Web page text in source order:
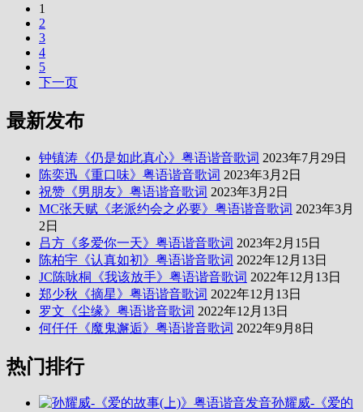
1
2
3
4
5
下一页
最新发布
钟镇涛《仍是如此真心》粤语谐音歌词 2023年7月29日
陈奕迅《重口味》粤语谐音歌词 2023年3月2日
祝赞《男朋友》粤语谐音歌词 2023年3月2日
MC张天赋《老派约会之必要》粤语谐音歌词 2023年3月
2日
吕方《多爱你一天》粤语谐音歌词 2023年2月15日
陈柏宇《认真如初》粤语谐音歌词 2022年12月13日
JC陈咏桐《我该放手》粤语谐音歌词 2022年12月13日
郑少秋《摘星》粤语谐音歌词 2022年12月13日
罗文《尘缘》粤语谐音歌词 2022年12月13日
何仟仟《魔鬼邂逅》粤语谐音歌词 2022年9月8日
热门排行
孙耀威-《爱的